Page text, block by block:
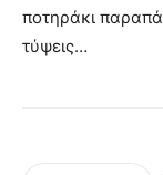
ποτηράκι
τύψεις…